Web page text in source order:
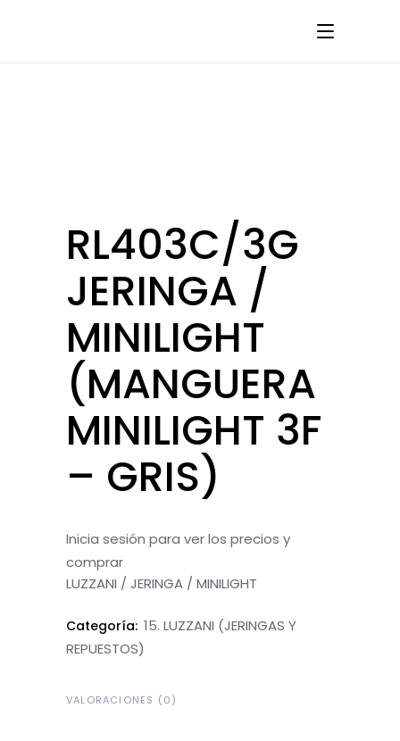
RL403C/3G
JERINGA /
MINILIGHT
(MANGUERA
MINILIGHT 3F
– GRIS)
Inicia sesión para ver los precios y
comprar
LUZZANI / JERINGA / MINILIGHT
Categoría: 15. LUZZANI (JERINGAS Y
REPUESTOS)
VALORACIONES (0)